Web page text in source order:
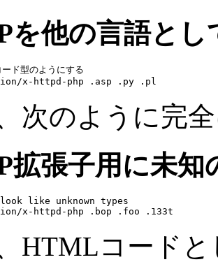
を他の言語とし
ド型のようにする
x-httpd-php .asp .py .pl
次のように完
拡張子用に未知
look like unknown types
x-httpd-php .bop .foo .133t
HTMLコード